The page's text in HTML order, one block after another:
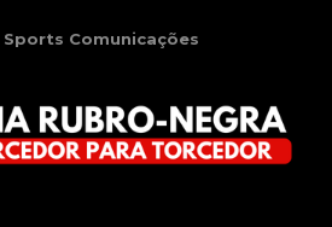
Comunicações